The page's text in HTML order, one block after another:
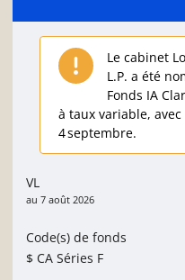
Le cabinet
L.P. a été
Fonds IA
à taux variable, avec
4 septembre.
VL
au 7 août 2026
Code(s) de fonds
$ CA Séries F